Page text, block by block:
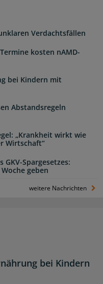
Verdachtsfällen
kosten nAMD-
bei Kindern mit
Abstandsregeln
„Krankheit wirkt wie
Wirtschaft“
Spargesetzes:
geben
weitere Nachrichten
bei Kindern